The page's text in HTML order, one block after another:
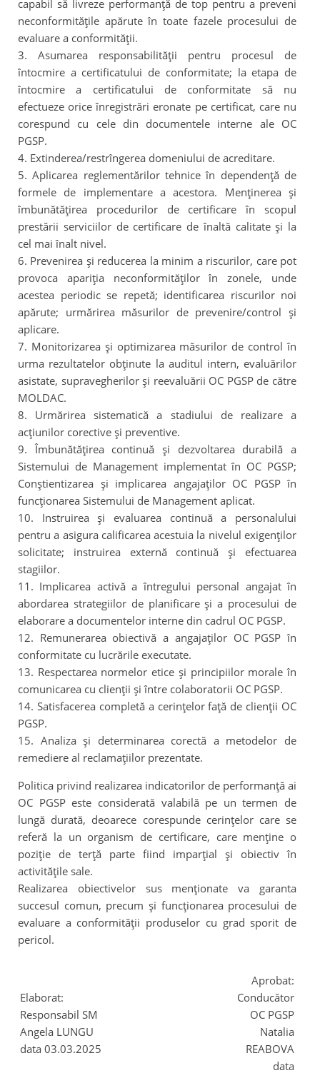
capabil să livreze performanţă de top pentru a preveni
neconformităţile apărute în toate fazele procesului de
evaluare a conformităţii.
3. Asumarea responsabilităţii pentru procesul de
întocmire a certificatului de conformitate; la etapa de
întocmire a certificatului de conformitate să nu
efectueze orice înregistrări eronate pe certificat, care nu
corespund cu cele din documentele interne ale OC
PGSP.
4. Extinderea/restrîngerea domeniului de acreditare.
5. Aplicarea reglementărilor tehnice în dependenţă de
formele de implementare a acestora. Menţinerea şi
îmbunătăţirea procedurilor de certificare în scopul
prestării serviciilor de certificare de înaltă calitate şi la
cel mai înalt nivel.
6. Prevenirea şi reducerea la minim a riscurilor, care pot
provoca apariţia neconformităţilor în zonele, unde
acestea periodic se repetă; identificarea riscurilor noi
apărute; urmărirea măsurilor de prevenire/control şi
aplicare.
7. Monitorizarea şi optimizarea măsurilor de control în
urma rezultatelor obţinute la auditul intern, evaluărilor
asistate, supravegherilor şi reevaluării OC PGSP de către
MOLDAC.
8. Urmărirea sistematică a stadiului de realizare a
acţiunilor corective şi preventive.
9. Îmbunătăţirea continuă şi dezvoltarea durabilă a
Sistemului de Management implementat în OC PGSP;
Conştientizarea şi implicarea angajaţilor OC PGSP în
funcţionarea Sistemului de Management aplicat.
10. Instruirea şi evaluarea continuă a personalului
pentru a asigura calificarea acestuia la nivelul exigenţilor
solicitate; instruirea externă continuă şi efectuarea
stagiilor.
11. Implicarea activă a întregului personal angajat în
abordarea strategiilor de planificare şi a procesului de
elaborare a documentelor interne din cadrul OC PGSP.
12. Remunerarea obiectivă a angajaţilor OC PGSP în
conformitate cu lucrările executate.
13. Respectarea normelor etice şi principiilor morale în
comunicarea cu clienţii şi între colaboratorii OC PGSP.
14. Satisfacerea completă a cerinţelor faţă de clienţii OC
PGSP.
15. Analiza şi determinarea corectă a metodelor de
remediere al reclamaţiilor prezentate.
Politica privind realizarea indicatorilor de performanţă ai
OC PGSP este considerată valabilă pe un termen de
lungă durată, deoarece corespunde cerinţelor care se
referă la un organism de certificare, care menţine o
poziţie de terţă parte fiind imparţial şi obiectiv în
activităţile sale.
Realizarea obiectivelor sus menţionate va garanta
succesul comun, precum şi funcţionarea procesului de
evaluare a conformităţii produselor cu grad sporit de
pericol.
Elaborat:
Responsabil SM
Angela LUNGU
data 03.03.2025
Aprobat:
Conducător
OC PGSP
Natalia
REABOVA
data